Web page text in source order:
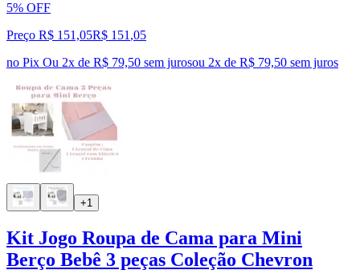
5% OFF
Preço R$ 151,05R$ 151 ,05
no Pix Ou 2x de R$ 79,50 sem jurosou 2x de R$ 79,50 sem juros
+1
Kit Jogo Roupa de Cama para Mini
Berço Bebê 3 peças Coleção Chevron